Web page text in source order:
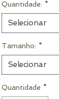
Quantidade: *
Selecionar
Tamanho: *
Selecionar
Quantidade *